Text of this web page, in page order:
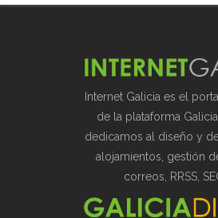
Internet Galicia es el
de la plataforma
dedicamos al diseño y
alojamientos, gestión
correos, RRSS,